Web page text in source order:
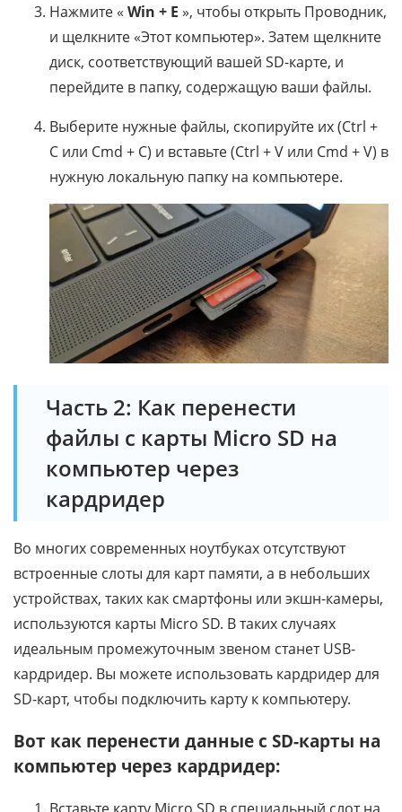
Нажмите « Win + E », чтобы открыть Проводник,
и щелкните «Этот компьютер». Затем щелкните
диск, соответствующий вашей SD-карте, и
перейдите в папку, содержащую ваши файлы.
Выберите нужные файлы, скопируйте их (Ctrl +
C или Cmd + C) и вставьте (Ctrl + V или Cmd + V) в
нужную локальную папку на компьютере.
Часть 2: Как перенести
файлы с карты Micro SD на
компьютер через
кардридер
Во многих современных ноутбуках отсутствуют
встроенные слоты для карт памяти, а в небольших
устройствах, таких как смартфоны или экшн-камеры,
используются карты Micro SD. В таких случаях
идеальным промежуточным звеном станет USB-
кардридер. Вы можете использовать кардридер для
SD-карт, чтобы подключить карту к компьютеру.
Вот как перенести данные с SD-карты на
компьютер через кардридер: